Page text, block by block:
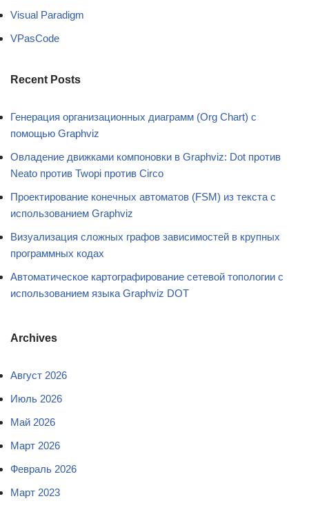
Visual Paradigm
VPasCode
Recent Posts
Генерация организационных диаграмм (Org Chart) с
помощью Graphviz
Овладение движками компоновки в Graphviz: Dot против
Neato против Twopi против Circo
Проектирование конечных автоматов (FSM) из текста с
использованием Graphviz
Визуализация сложных графов зависимостей в крупных
программных кодах
Автоматическое картографирование сетевой топологии с
использованием языка Graphviz DOT
Archives
Август 2026
Июль 2026
Май 2026
Март 2026
Февраль 2026
Март 2023